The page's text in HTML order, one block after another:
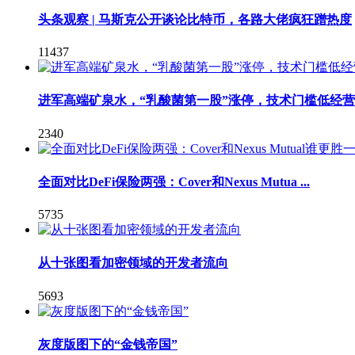
头条观察 | 马斯克公开谈论比特币，各路大佬疯狂蹭热度
11437
进军高端矿泉水，“乳酸菌第一股”涨停，技术门槛低经
2340
全面对比DeFi保险两强：Cover和Nexus Mutua ...
5735
从十张图看加密领域的开发者流向
5693
灰度版图下的“金钱帝国”